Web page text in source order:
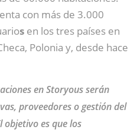
con más de 3.000
s en los tres países en
Polonia y, desde hace
en Storyous serán
proveedores o gestión del
objetivo es que los